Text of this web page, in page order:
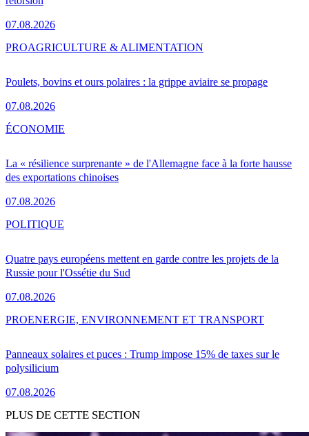
07.08.2026
Poulets, bovins et ours polaires : la grippe aviaire se propage
07.08.2026
PROAGRICULTURE & ALIMENTATION
La « résilience surprenante » de l'Allemagne face à la forte hausse
des exportations chinoises
07.08.2026
ÉCONOMIE
Quatre pays européens mettent en garde contre les projets de la
Russie pour l'Ossétie du Sud
07.08.2026
POLITIQUE
Panneaux solaires et puces : Trump impose 15% de taxes sur le
polysilicium
07.08.2026
PROENERGIE, ENVIRONNEMENT ET TRANSPORT
PLUS DE CETTE SECTION